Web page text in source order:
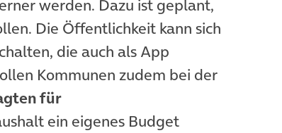
werden. Dazu ist geplant,
Die Öffentlichkeit kann sich
die auch als App
Kommunen zudem bei der
für
ein eigenes Budget